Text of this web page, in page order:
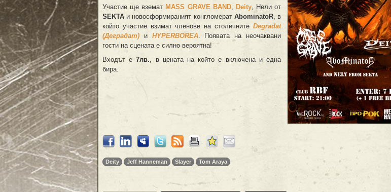
Участие ще взематMASS GRAVE BAND, Deity, Нели от
SEKTA и новосформираният конгломерат AbominatoR, в
който участие взимат членове на столичните Degradat
(Деградат) и HYPERBOREA. Появата на неочаквани
гости на сцената е силно вероятна!
Входът е7лв., в цената на който е включена и една
бира.
Deity Jeff Hanneman Slayer Tom Araya